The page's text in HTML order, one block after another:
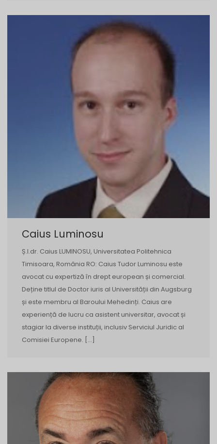
Caius Luminosu
Ș.l.dr. Caius LUMINOSU, Universitatea Politehnica
Timisoara, România RO: Caius Tudor Luminosu este
avocat cu expertiză în drept european și comercial.
Deține titlul de Doctor iuris al Universității din Augsburg
și este membru al Baroului Mehedinți. Caius are
experiență de lucru ca asistent universitar, avocat și
stagiar la diverse instituții, inclusiv Serviciul Juridic al
Comisiei Europene. […]